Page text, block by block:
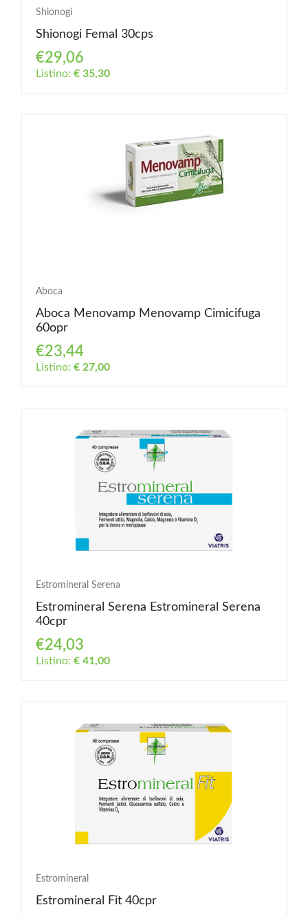
Shionogi
Shionogi Femal 30cps
€29,06
Listino: € 35,30
Aboca
Aboca Menovamp Menovamp Cimicifuga
60opr
€23,44
Listino: € 27,00
Estromineral Serena
Estromineral Serena Estromineral Serena
40cpr
€24,03
Listino: € 41,00
Estromineral
Estromineral Fit 40cpr